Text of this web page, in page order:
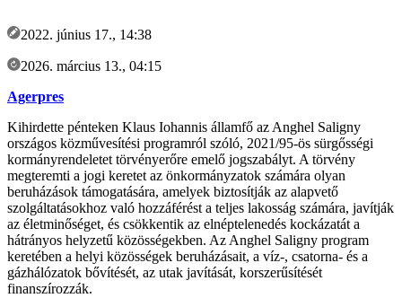
2022. június 17., 14:38
2026. március 13., 04:15
Agerpres
Kihirdette pénteken Klaus Iohannis államfő az Anghel Saligny
országos közművesítési programról szóló, 2021/95-ös sürgősségi
kormányrendeletet törvényerőre emelő jogszabályt. A törvény
megteremti a jogi keretet az önkormányzatok számára olyan
beruházások támogatására, amelyek biztosítják az alapvető
szolgáltatásokhoz való hozzáférést a teljes lakosság számára, javítják
az életminőséget, és csökkentik az elnéptelenedés kockázatát a
hátrányos helyzetű közösségekben. Az Anghel Saligny program
keretében a helyi közösségek beruházásait, a víz-, csatorna- és a
gázhálózatok bővítését, az utak javítását, korszerűsítését
finanszírozzák.